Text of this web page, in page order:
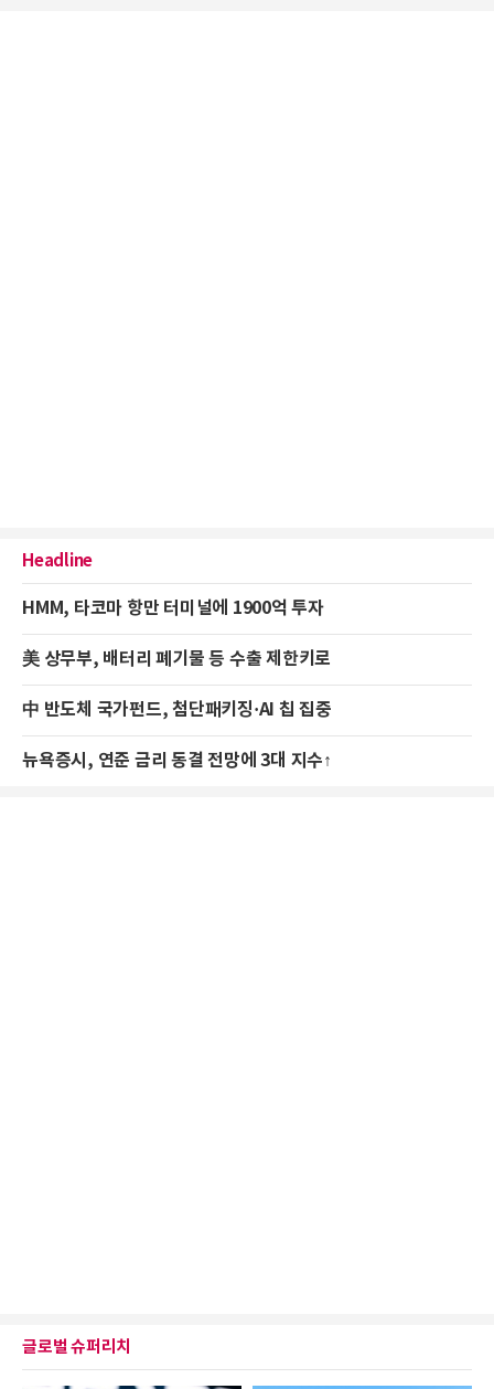
Headline
HMM, 타코마 항만 터미널에 1900억 투자
美 상무부, 배터리 폐기물 등 수출 제한키로
中 반도체 국가펀드, 첨단패키징·AI 칩 집중
뉴욕증시, 연준 금리 동결 전망에 3대 지수↑
글로벌 슈퍼리치